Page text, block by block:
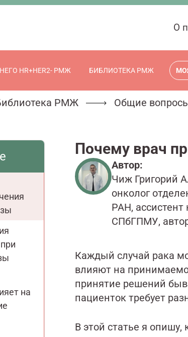
О
HR+HER2- РМЖ БИБЛИОТЕКА РМЖ
РМЖ Общие
на
Почему врач
Автор:
Чиж Григорий
онколог
РАН,
СПбГПМУ,
Каждый случай рака
влияют на
принятие решений
пациенток требует
В этой статье я